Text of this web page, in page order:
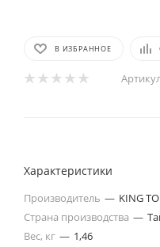
В ИЗБРАННОЕ
Характеристики
Производитель — KING
Страна производства —
Вес, кг — 1,46